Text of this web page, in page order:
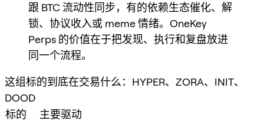
跟 BTC 流动性同步，有的依赖生态催化、解
锁、协议收入或 meme 情绪。OneKey
Perps 的价值在于把发现、执行和复盘放进
同一个流程。
这组标的到底在交易什么：HYPER、ZORA、INIT、
DOOD
标的
主要驱动